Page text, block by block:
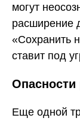
могут
расширение
«Сохранить
ставит под
Еще одной